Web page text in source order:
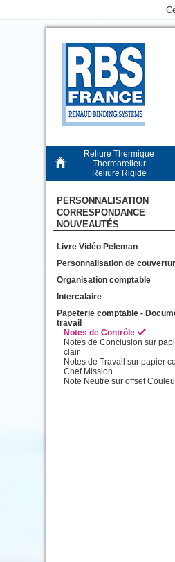
Reliure Thermique
Thermorelieur
Reliure Rigide
PERSONNALISATION
CORRESPONDANCE
NOUVEAUTÉS
Livre Vidéo Peleman
Personnalisation de
Organisation comptable
Intercalaire
Papeterie comptable -
travail
Notes de Contrôle
Notes de Conclusion sur
clair
Notes de Travail sur papier
Chef Mission
Note Neutre sur offset